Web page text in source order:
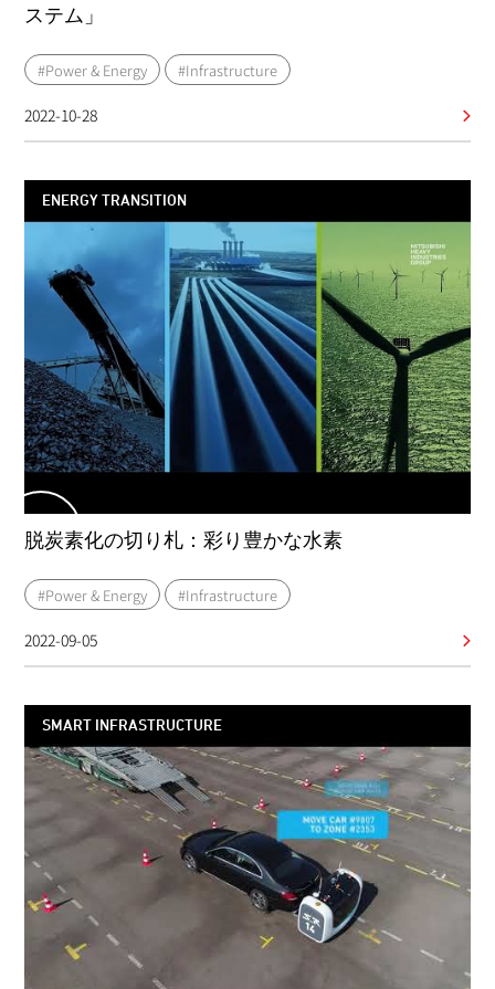
ステム」
#Power & Energy #Infrastructure
2022-10-28
ENERGY TRANSITION
脱炭素化の切り札：彩り豊かな水素
#Power & Energy #Infrastructure
2022-09-05
SMART INFRASTRUCTURE